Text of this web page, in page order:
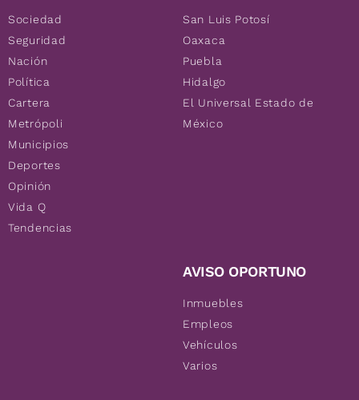
Sociedad
Seguridad
Nación
Política
Cartera
Metrópoli
Municipios
Deportes
Opinión
Vida Q
Tendencias
San Luis Potosí
Oaxaca
Puebla
Hidalgo
El Universal Estado de
México
AVISO OPORTUNO
Inmuebles
Empleos
Vehículos
Varios